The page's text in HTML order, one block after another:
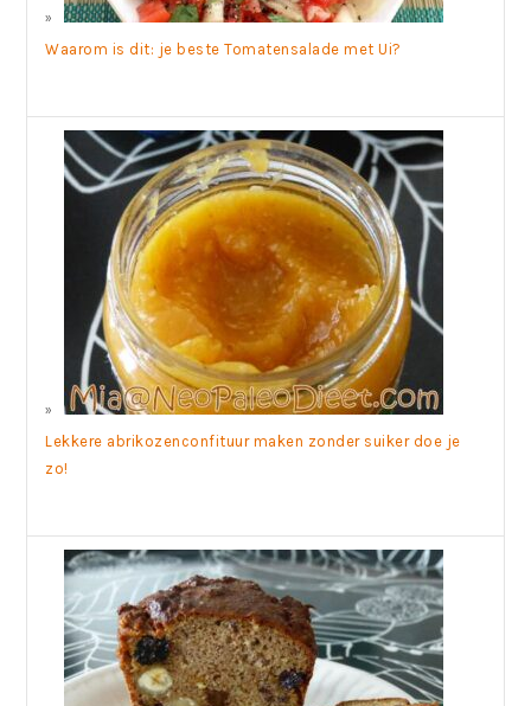
Waarom is dit: je beste Tomatensalade met Ui?
Lekkere abrikozenconfituur maken zonder suiker doe je
zo!